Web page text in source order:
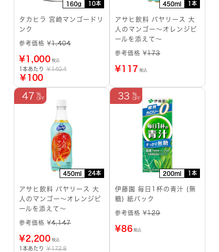
160g 10本
タカヒラ 宮崎マンゴードリ
ンク
参考価格 ¥1,404
¥1,000 税込
1本あたり￥140.4
￥100
450ml 1本
アサヒ飲料 バヤリース 大
人のマンゴー～オレンジピ
ールを添えて～
参考価格 ¥173
¥117 税込
450ml 24本
47
アサヒ飲料 バヤリース 大
人のマンゴー～オレンジピ
ールを添えて～
参考価格 ¥4,147
¥2,200 税込
1本あたり￥172.8
200ml 1本
33
伊藤園 毎日1杯の青汁 (無
糖) 紙パック
参考価格 ¥129
¥86 税込